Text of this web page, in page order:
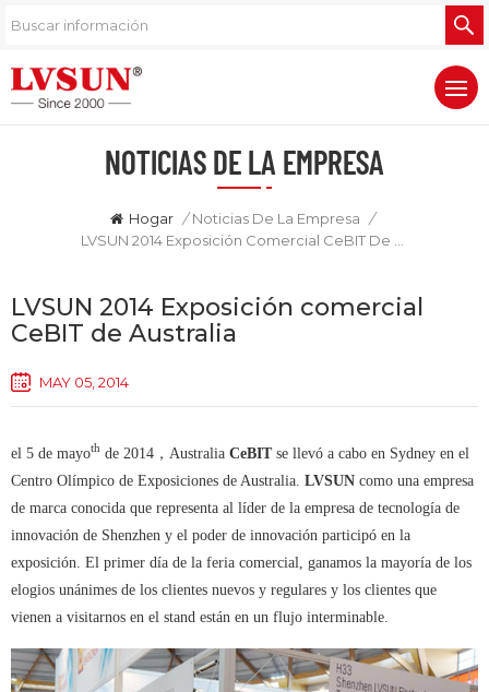
NOTICIAS DE LA EMPRESA
Hogar / Noticias De La Empresa
/
LVSUN 2014 Exposición comercial
CeBIT de Australia
MAY 05, 2014
el 5 de mayoth de 2014 ， Australia CeBITse llevó a cabo en Sydney en el
Centro Olímpico de Exposiciones de Australia. LVSUN como una empresa
de marca conocida que representa al líder de la empresa de tecnología de
innovación de Shenzhen y el poder de innovación participó en la
exposición. El primer día de la feria comercial, ganamos la mayoría de los
elogios unánimes de los clientes nuevos y regulares y los clientes que
vienen a visitarnos en el stand están en un flujo interminable.